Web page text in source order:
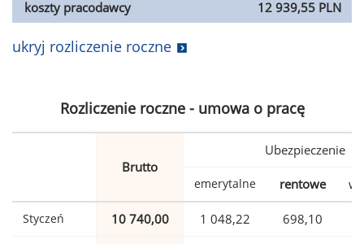
koszty pracodawcy
12 939,55 PLN
ukryj rozliczenie roczne
Rozliczenie roczne - umowa o pracę
Brutto
Ubezpieczenie
emerytalne rentowe
Styczeń 10 740,00 1 048,22 698,10